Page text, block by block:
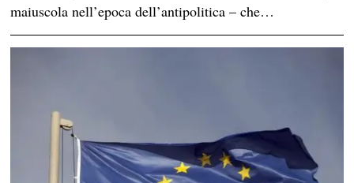
maiuscola nell’epoca dell’antipolitica – che…